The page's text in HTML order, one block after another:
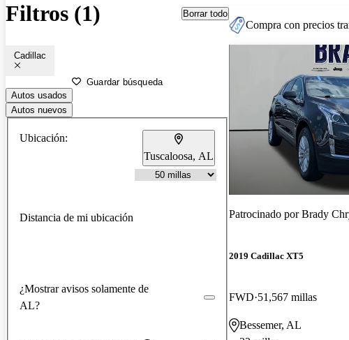
Filtros (1) Borrar todo
Cadillac
Guardar búsqueda
Autos usados
Autos nuevos
Ubicación:
Tuscaloosa, AL
Distancia de mi ubicación
¿Mostrar avisos solamente de
AL?
Compra con precios
Patrocinado porBrady
2019 Cadillac XT5
FWD 51,567 millas
Bessemer, AL